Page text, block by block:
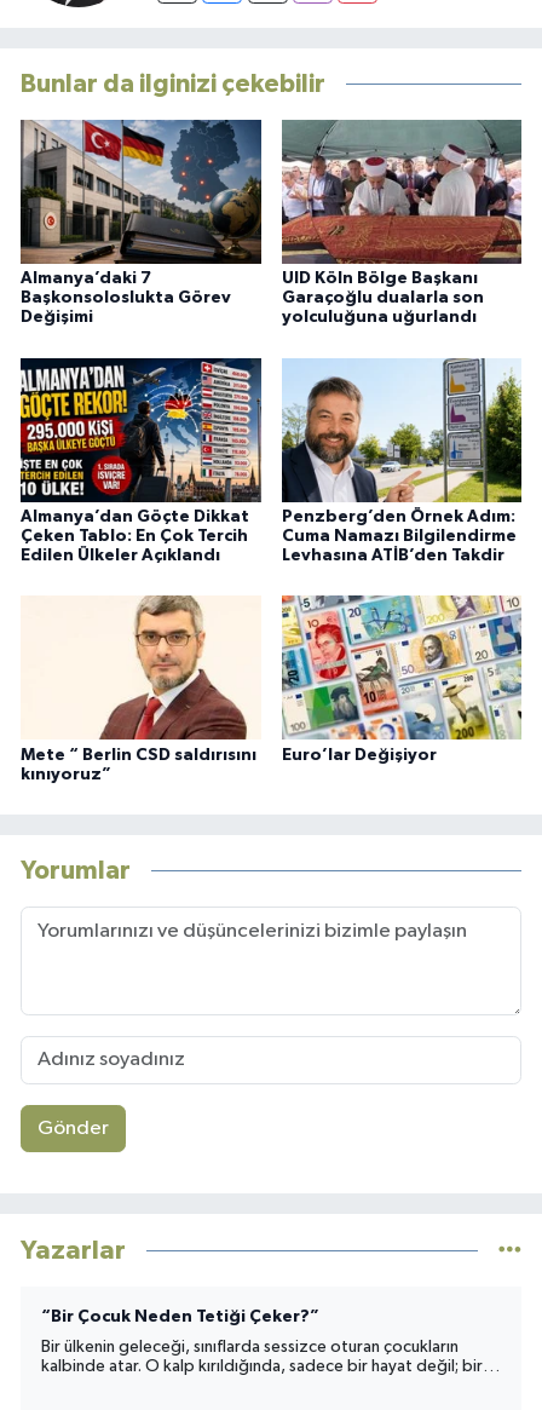
Bunlar da ilginizi çekebilir
Almanya’daki 7
Başkonsoloslukta Görev
Değişimi
UID Köln Bölge Başkanı
Garaçoğlu dualarla son
yolculuğuna uğurlandı
Almanya’dan Göçte Dikkat
Çeken Tablo: En Çok Tercih
Edilen Ülkeler Açıklandı
Penzberg’den Örnek Adım:
Cuma Namazı Bilgilendirme
Levhasına ATİB’den Takdir
Mete “ Berlin CSD saldırısını
kınıyoruz”
Euro’lar Değişiyor
Yorumlar
Gönder
Yazarlar
“Bir Çocuk Neden Tetiği Çeker?”
Bir ülkenin geleceği, sınıflarda sessizce oturan çocukların
kalbinde atar. O kalp kırıldığında, sadece bir hayat değil; bir